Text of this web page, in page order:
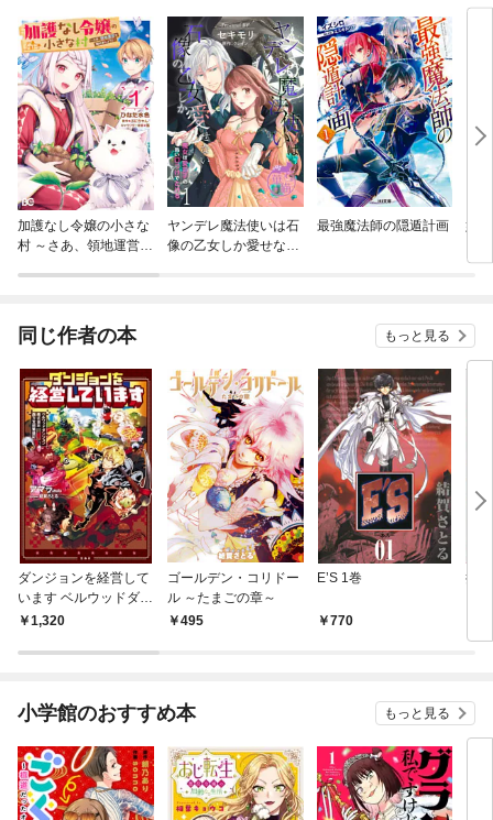
加護なし令嬢の小さな
村 ～さあ、領地運営を
ヤンデレ魔法使いは石
像の乙女しか愛せない
最強魔法師の隠遁計画 婚
同じ作者の本 もっと見る
ダンジョンを経営して
います ベルウッドダン
ジョン株式会社西方支
1,320
ゴールデン・コリドー
ル ～たまごの章～
495
E’S 1巻
770
拝
小学館のおすすめ本 もっと見る